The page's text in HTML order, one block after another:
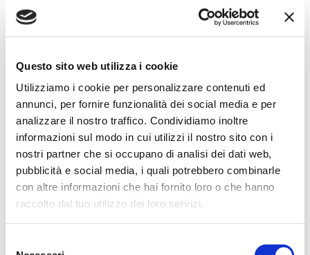
Questo sito web utilizza i cookie
Utilizziamo i cookie per personalizzare contenuti ed
annunci, per fornire funzionalità dei social media e per
analizzare il nostro traffico. Condividiamo inoltre
informazioni sul modo in cui utilizzi il nostro sito con i
nostri partner che si occupano di analisi dei dati web,
pubblicità e social media, i quali potrebbero combinarle
con altre informazioni che hai fornito loro o che hanno
raccolto dal tuo utilizzo dei loro servizi.
strumento è a dir poco meraviglioso e il resto dei
prodotti è di alto livello. I venditori son..
Simone Gasparoni
un mese fa
Ottima esperienza d’acquisto. Comunicazione
puntuale e cordiale, spedizione rapida e prodotti
effettivamente disponibili come indicato sul sito, senza
sorprese o ritardi. Servizio affidabile e professionale.